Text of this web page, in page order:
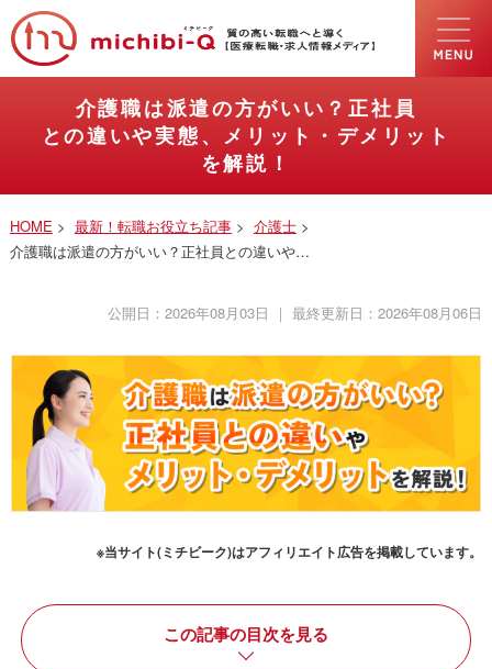
介護職は派遣の方がいい？正社員
との違いや実態、メリット・デメリット
を解説！
HOME > 最新！転職お役立ち記事> 介護士>
介護職は派遣の方がいい？正社員との違いや…
公開日：2026年08月03日 ｜ 最終更新日：2026年08月06日
※当サイト(ミチビーク)はアフィリエイト広告を掲載しています。
この記事の目次を見る